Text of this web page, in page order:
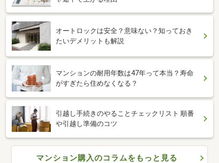
オートロックは安全？意味ない？知っておき
たいデメリットも解説
マンションの耐用年数は47年って本当？寿命
がすぎたら住めなくなる？
引越し手続きのやることチェックリスト 順番
や引越し準備のコツ
マンション購入のコラムをもっと見る